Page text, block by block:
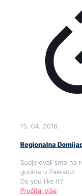
15. 04. 2016.
Regionalna
Sudjelovali smo na
godine u Pakracu!
Do you like it?
Pročitaj više